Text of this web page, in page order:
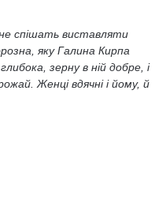
спішать виставляти
яку Галина Кирпа
зерну в ній добре, і
Женці вдячні і йому, й